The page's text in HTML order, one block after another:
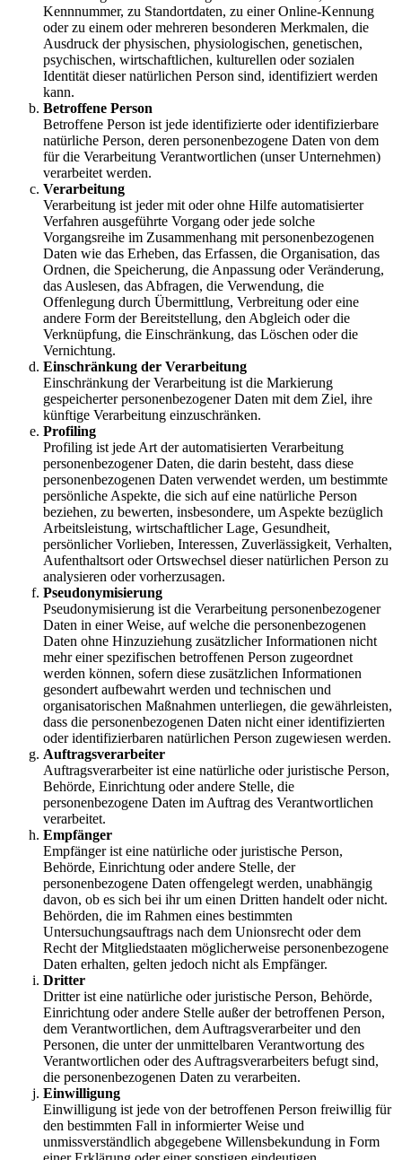
Kennnummer, zu Standortdaten, zu einer Online-Kennung
oder zu einem oder mehreren besonderen Merkmalen, die
Ausdruck der physischen, physiologischen, genetischen,
psychischen, wirtschaftlichen, kulturellen oder sozialen
Identität dieser natürlichen Person sind, identifiziert werden
kann.
Betroffene Person
Betroffene Person ist jede identifizierte oder identifizierbare
natürliche Person, deren personenbezogene Daten von dem
für die Verarbeitung Verantwortlichen (unser Unternehmen)
verarbeitet werden.
Verarbeitung
Verarbeitung ist jeder mit oder ohne Hilfe automatisierter
Verfahren ausgeführte Vorgang oder jede solche
Vorgangsreihe im Zusammenhang mit personenbezogenen
Daten wie das Erheben, das Erfassen, die Organisation, das
Ordnen, die Speicherung, die Anpassung oder Veränderung,
das Auslesen, das Abfragen, die Verwendung, die
Offenlegung durch Übermittlung, Verbreitung oder eine
andere Form der Bereitstellung, den Abgleich oder die
Verknüpfung, die Einschränkung, das Löschen oder die
Vernichtung.
Einschränkung der Verarbeitung
Einschränkung der Verarbeitung ist die Markierung
gespeicherter personenbezogener Daten mit dem Ziel, ihre
künftige Verarbeitung einzuschränken.
Profiling
Profiling ist jede Art der automatisierten Verarbeitung
personenbezogener Daten, die darin besteht, dass diese
personenbezogenen Daten verwendet werden, um bestimmte
persönliche Aspekte, die sich auf eine natürliche Person
beziehen, zu bewerten, insbesondere, um Aspekte bezüglich
Arbeitsleistung, wirtschaftlicher Lage, Gesundheit,
persönlicher Vorlieben, Interessen, Zuverlässigkeit, Verhalten,
Aufenthaltsort oder Ortswechsel dieser natürlichen Person zu
analysieren oder vorherzusagen.
Pseudonymisierung
Pseudonymisierung ist die Verarbeitung personenbezogener
Daten in einer Weise, auf welche die personenbezogenen
Daten ohne Hinzuziehung zusätzlicher Informationen nicht
mehr einer spezifischen betroffenen Person zugeordnet
werden können, sofern diese zusätzlichen Informationen
gesondert aufbewahrt werden und technischen und
organisatorischen Maßnahmen unterliegen, die gewährleisten,
dass die personenbezogenen Daten nicht einer identifizierten
oder identifizierbaren natürlichen Person zugewiesen werden.
Auftragsverarbeiter
Auftragsverarbeiter ist eine natürliche oder juristische Person,
Behörde, Einrichtung oder andere Stelle, die
personenbezogene Daten im Auftrag des Verantwortlichen
verarbeitet.
Empfänger
Empfänger ist eine natürliche oder juristische Person,
Behörde, Einrichtung oder andere Stelle, der
personenbezogene Daten offengelegt werden, unabhängig
davon, ob es sich bei ihr um einen Dritten handelt oder nicht.
Behörden, die im Rahmen eines bestimmten
Untersuchungsauftrags nach dem Unionsrecht oder dem
Recht der Mitgliedstaaten möglicherweise personenbezogene
Daten erhalten, gelten jedoch nicht als Empfänger.
Dritter
Dritter ist eine natürliche oder juristische Person, Behörde,
Einrichtung oder andere Stelle außer der betroffenen Person,
dem Verantwortlichen, dem Auftragsverarbeiter und den
Personen, die unter der unmittelbaren Verantwortung des
Verantwortlichen oder des Auftragsverarbeiters befugt sind,
die personenbezogenen Daten zu verarbeiten.
Einwilligung
Einwilligung ist jede von der betroffenen Person freiwillig für
den bestimmten Fall in informierter Weise und
unmissverständlich abgegebene Willensbekundung in Form